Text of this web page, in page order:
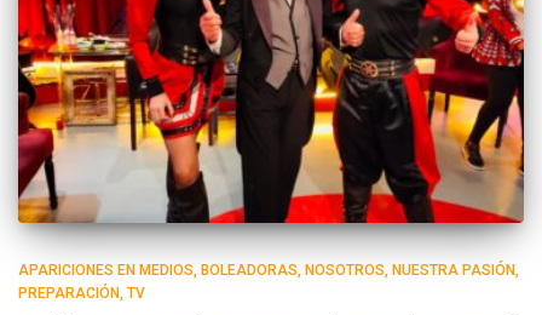
APARICIONES EN MEDIOS BOLEADORAS NOSOTROS
NUESTRA PASIÓN
PREPARACIÓN TV